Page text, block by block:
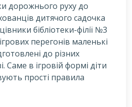
дорожнього руху до
дитячого садочка
бібліотеки-філії №3
перегонів маленькі
до різних
Саме в ігровій формі діти
прості правила